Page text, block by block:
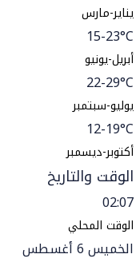
يناير-مارس
15-23°C
أبريل-يونيو
22-29°C
يوليو-سبتمبر
12-19°C
أكتوبر-ديسمبر
الوقت والتاريخ
02:07
الوقت المحلي
الخميس 6 أغسطس